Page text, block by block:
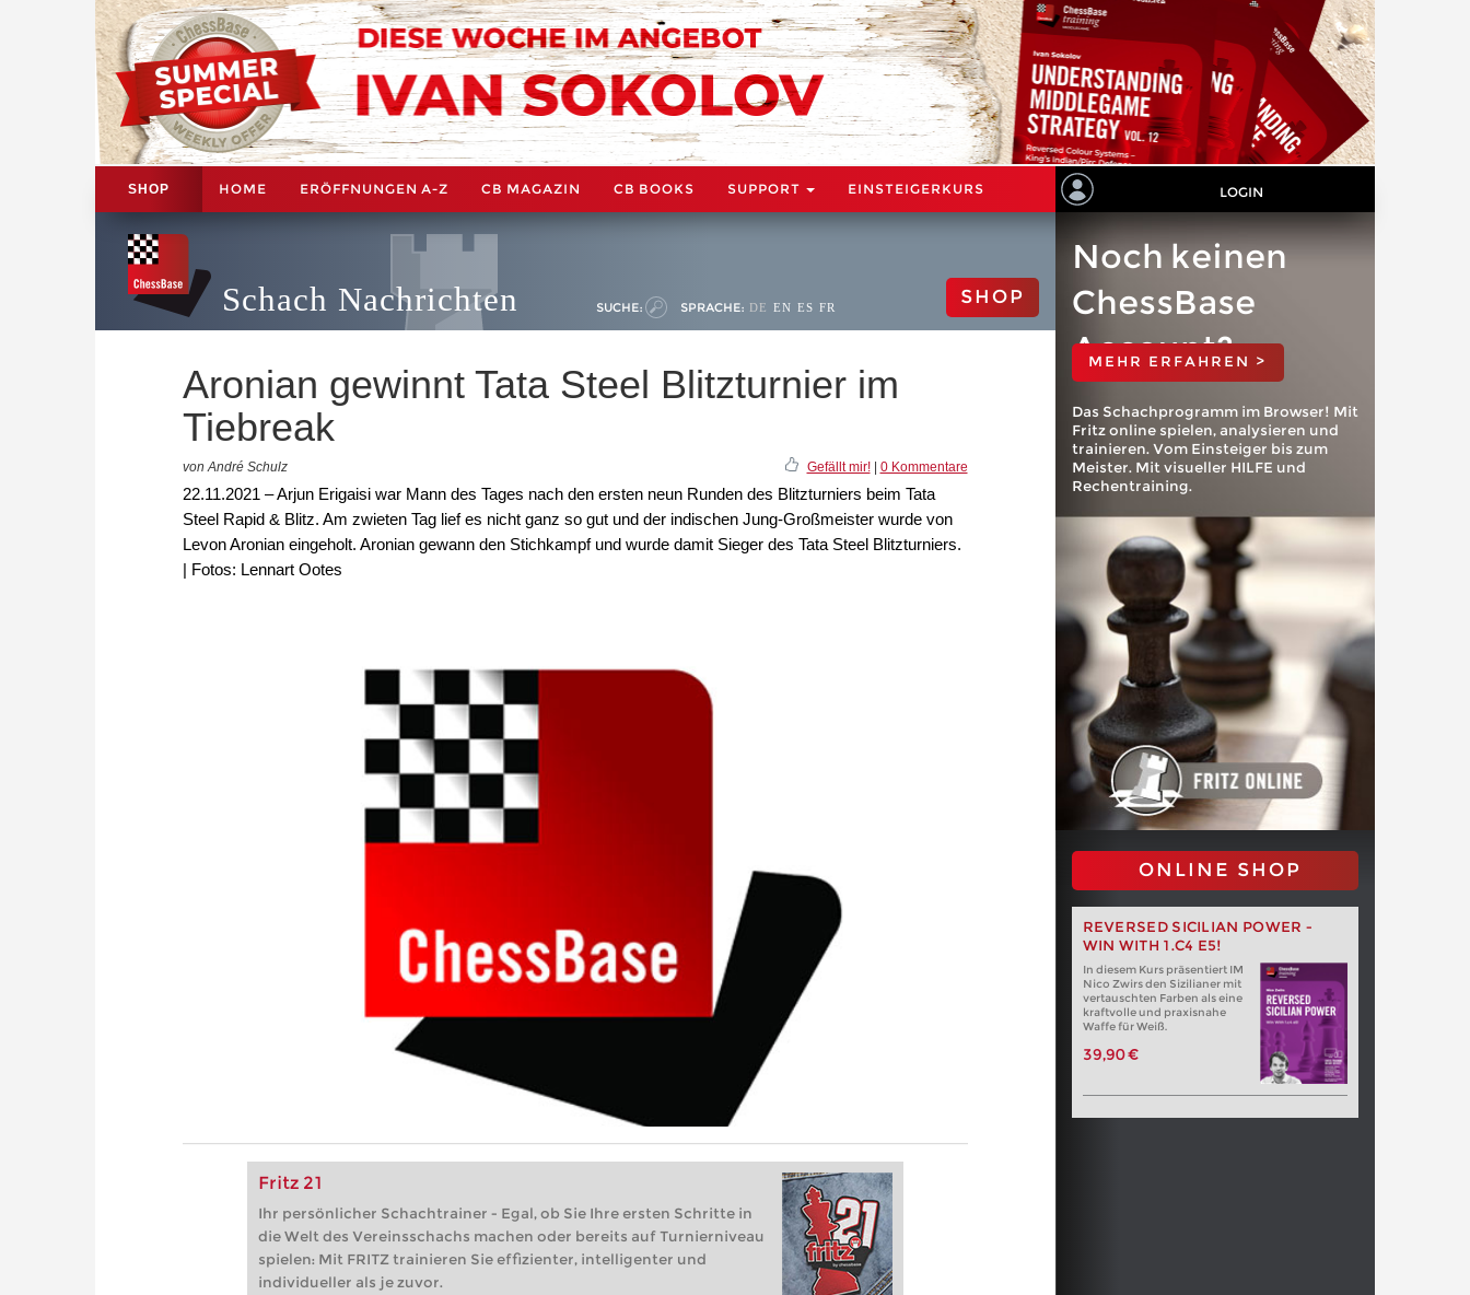
SHOP HOME ERÖFFNUNGEN A-Z CB MAGAZIN CB BOOKS SUPPORT EINSTEIGERKURS LOGIN
Schach Nachrichten SUCHE: SPRACHE: DE EN ES FR SHOP
Aronian gewinnt Tata Steel Blitzturnier im
Tiebreak
von André Schulz Gefällt mir!| 0 Kommentare
22.11.2021 – Arjun Erigaisi war Mann des Tages nach den ersten neun Runden des Blitzturniers beim Tata
Steel Rapid & Blitz. Am zwieten Tag lief es nicht ganz so gut und der indischen Jung-Großmeister wurde von
Levon Aronian eingeholt. Aronian gewann den Stichkampf und wurde damit Sieger des Tata Steel Blitzturniers.
| Fotos: Lennart Ootes
Fritz 21
Ihr persönlicher Schachtrainer - Egal, ob Sie Ihre ersten Schritte in
die Welt des Vereinsschachs machen oder bereits auf Turnierniveau
spielen: Mit FRITZ trainieren Sie effizienter, intelligenter und
individueller als je zuvor.
Noch keinen
ChessBase
Account?
MEHR ERFAHREN >
Das Schachprogramm im Browser! Mit
Fritz online spielen, analysieren und
trainieren. Vom Einsteiger bis zum
Meister. Mit visueller HILFE und
Rechentraining.
ONLINE SHOP
REVERSED SICILIAN POWER -
WIN WITH 1.C4 E5!
In diesem Kurs präsentiert IM
Nico Zwirs den Sizilianer mit
vertauschten Farben als eine
kraftvolle und praxisnahe
Waffe für Weiß.
39,90 €